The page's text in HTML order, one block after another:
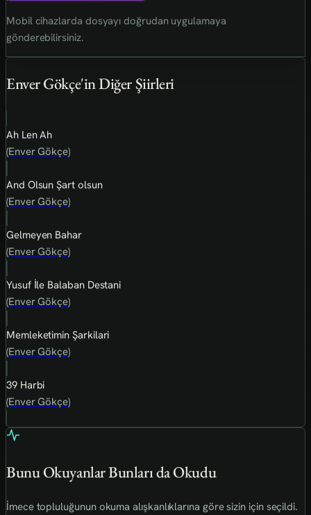
Mobil cihazlarda dosyayı doğrudan uygulamaya
gönderebilirsiniz.
Enver Gökçe'in Diğer Şiirleri
Ah Len Ah
(Enver Gökçe)
And Olsun Şart olsun
(Enver Gökçe)
Gelmeyen Bahar
(Enver Gökçe)
Yusuf İle Balaban Destani
(Enver Gökçe)
Memleketimin Şarkilari
(Enver Gökçe)
39 Harbi
(Enver Gökçe)
Bunu Okuyanlar Bunları da Okudu
İmece topluluğunun okuma alışkanlıklarına göre sizin için seçildi.